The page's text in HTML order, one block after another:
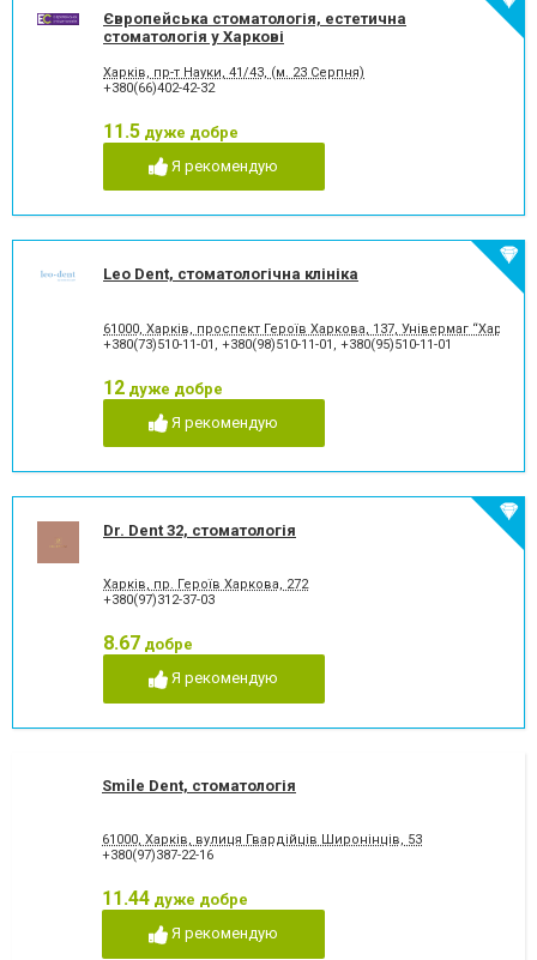
Європейська стоматологія, естетична
стоматологія у Харкові
Харків, пр-т Науки, 41/43, (м. 23 Серпня)
+380(66)402-42-32
11.5 дуже добре
Я рекомендую
Leo Dent, стоматологічна клініка
61000, Харків, проспект Героїв Харкова, 137, Універмаг
+380(73)510-11-01 , +380(98)510-11-01 , +380(95)510-11-01
12 дуже добре
Я рекомендую
Dr. Dent 32, стоматологія
Харків, пр. Героїв Харкова, 272
+380(97)312-37-03
8.67 добре
Я рекомендую
Smile Dent, стоматологія
61000, Харків, вулиця Гвардійців Широнінців, 53
+380(97)387-22-16
11.44 дуже добре
Я рекомендую